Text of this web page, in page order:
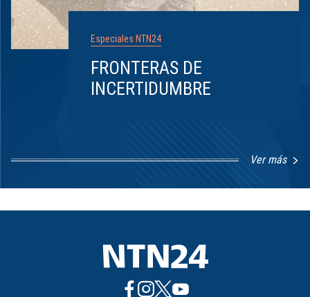
Especiales NTN24
FRONTERAS DE
INCERTIDUMBRE
Ver más
1
8